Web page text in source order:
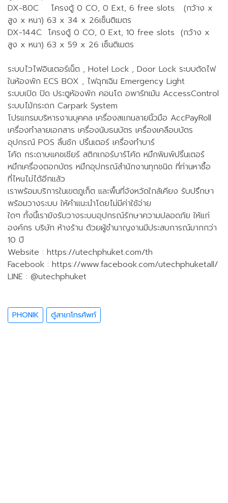
DX-80C โครงตู้ 0 CO, 0 Ext, 6 free slots (กว้าง x
สูง x หนา) 63 x 34 x 26เซ็นติเมตร
DX-144C โครงตู้ 0 CO, 0 Ext, 10 free slots (กว้าง x
สูง x หนา) 63 x 59 x 26 เซ็นติเมตร
ระบบไวไฟอินเตอร์เน็ต , Hotel Lock , Door Lock ระบบตัดไฟ
ในห้องพัก ECS BOX , ไฟฉุกเฉิน Emergency Light
ระบบเปิด ปิด ประตูห้องพัก คอนโด อพาร์ทเม้น AccessControl
ระบบไม้กระดก Carpark System
โปรแกรมบริหารงานบุคคล เครื่องสแกนลายนิ้วมือ AccPayRoll
เครื่องทำลายเอกสาร เครื่องนับธนบัตร เครื่องเคลือบบัตร
อุปกรณ์ POS ลิ้นชัก ปริ้นเตอร์ เครื่องทำบาร์
โค้ด กระดาษแคชเชียร์ สติกเกอร์บาร์โค้ด หมึกพิมพ์ปริ้นเตอร์
หมึกเครื่องตอกบัตร หมึกอุปกรณ์สำนักงานทุกชนิด ที่ท่านหาซื้อ
ที่ไหนไม่ได้อีกแล้ว
เราพร้อมบริการในเขตภูเก็ต และพื้นที่จังหวัดใกล้เคียง รับปรึกษา
พร้อมวางระบบ ให้คำแนะนำโดยไม่มีค่าใช้จ่าย
ใดๆ ทั้งนี้เรายังรับวางระบบอุปกรณ์รักษาความปลอดภัย ให้แก่
องค์กร บริษัท ห้างร้าน ด้วยผู้ชำนาญงานมีประสบการณ์มากกว่า
10 ปี
Website : https://utechphuket.com/th
Facebook : https://www.facebook.com/utechphuketall/
LINE : @utechphuket
PHONIK ตู้สาขาโทรศัพท์